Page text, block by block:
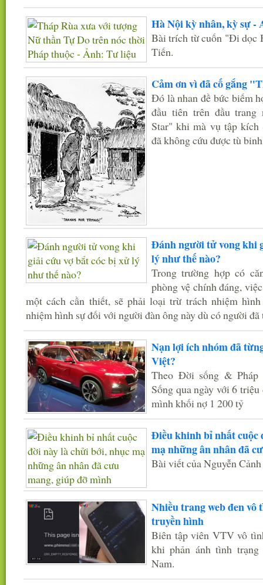
Hà Nội kỳ nhân, kỳ sự -
Bài trích từ cuốn "Đi dọc
Tiến.
Cảm ơn vì đã cố gắng
Đó là nhan đề bức biếm
đầu tiên trên đầu trang
Star" khi mà vụ tập kích
đã không cứu được tù
Đánh người tử vong khi
lý như thế nào?
Trong trường hợp có
phòng vệ chính đáng,
một cách cần thiết, sẽ phải loại trừ trách nhiệm
nhiệm hình sự đối với người đàn ông này dù có người
Nạn lợi ích nhóm đã
Việt?
Theo Đời sống &
Sống qua ngày với 6
mình khối nợ 1 200 tỷ
Điều khinh bỉ nhất cuộc
mạ những ân nhân đã
Bài viết của Nguyễn Cảnh
Nhiều trang web đen vô
truyền hình
Biên tập viên VTV vô
khi phản ánh tình
Nam.